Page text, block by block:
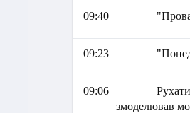
09:40
09:23
09:06
змоделював